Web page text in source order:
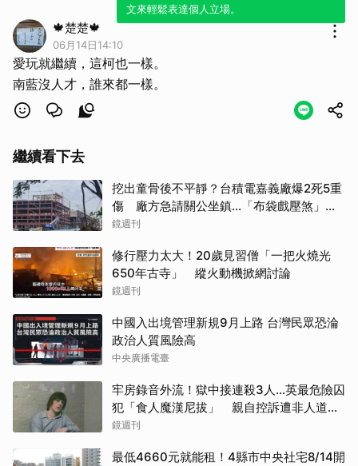
文來輕鬆表達個人立場。
🍁楚楚🍁
06月14日14:10
愛玩就繼續，這柯也一樣。
南藍沒人才，誰來都一樣。
繼續看下去
挖出童骨後不平靜？台積電嘉義廠爆2死5重
傷 廠方急請關公坐鎮...「布袋戲壓煞」原
因曝光
鏡週刊
修行壓力太大！20歲見習僧「一把火燒光
650年古寺」 縱火動機掀網討論
鏡週刊
中國入出境管理新規9月上路 台灣民眾恐淪
政治人質風險高
中央廣播電臺
牢房錄音外流！獄中接連殺3人...英最危險囚
犯「食人魔漢尼拔」 親自控訴遭非人道對
待
鏡週刊
最低4660元就能租！4縣市中央社宅8/14開
取消